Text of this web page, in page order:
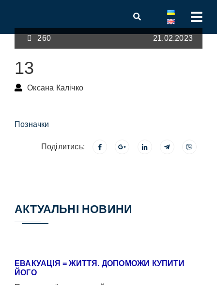
260 21.02.2023
13
Оксана Калічко
Позначки
Поділитись:
АКТУАЛЬНІ НОВИНИ
ЕВАКУАЦІЯ = ЖИТТЯ. ДОПОМОЖИ КУПИТИ
ЙОГО